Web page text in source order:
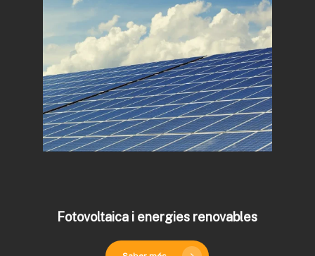
Fotovoltaica i energies renovables